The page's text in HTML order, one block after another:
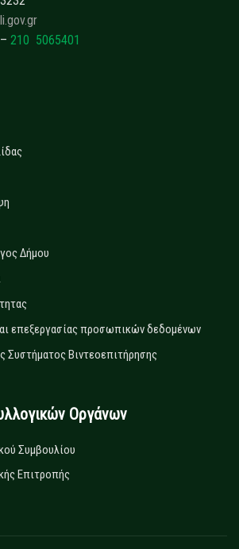
– 210 5065401
Δήμου
επεξεργασίας προσωπικών δεδομένων
Συστήματος Βιντεοεπιτήρησης
Οργάνων
Συμβουλίου
Επιτροπής